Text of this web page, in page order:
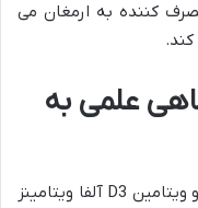
کننده به ارمغان می
علمی به
آنچه قرص کلسیم سیترات منیزیم زینک و ویتامین D3 آلفا ویتامینز